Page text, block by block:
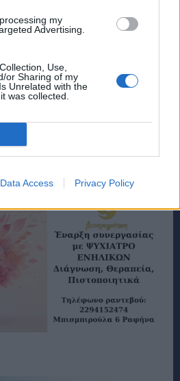
my
Advertising.
Use,
or Sharing of my
Unrelated with the
was collected.
Data Access Privacy Policy